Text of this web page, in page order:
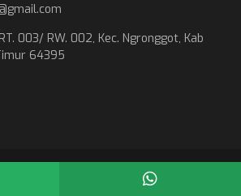
003/ RW. 002, Kec. Ngronggot, Kab
64395
- Powered byJasterWeb